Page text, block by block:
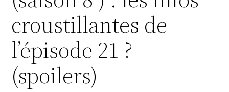
croustillantes de
l’épisode 21 ?
(spoilers)